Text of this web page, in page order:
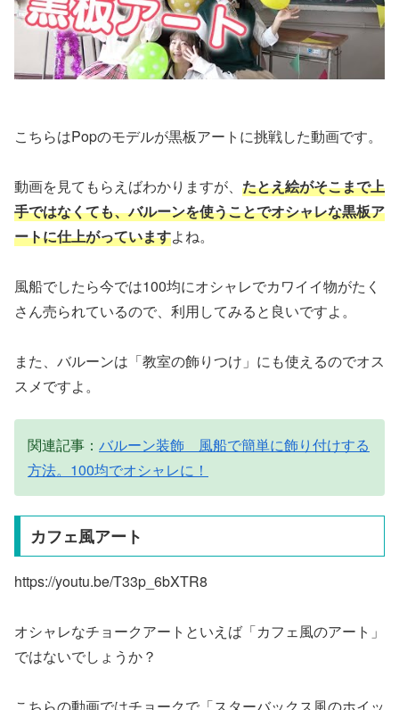
こちらはPopのモデルが黒板アートに挑戦した動画です。
動画を見てもらえばわかりますが、 たとえ絵がそこまで上
手ではなくても、バルーンを使うことでオシャレな黒板ア
ートに仕上がっていますよね。
風船でしたら今では100均にオシャレでカワイイ物がたく
さん売られているので、利用してみると良いですよ。
また、バルーンは「教室の飾りつけ」にも使えるのでオス
スメですよ。
関連記事： バルーン装飾 風船で簡単に飾り付けする
方法。100均でオシャレに！
カフェ風アート
https://youtu.be/T33p_6bXTR8
オシャレなチョークアートといえば「カフェ風のアート」
ではないでしょうか？